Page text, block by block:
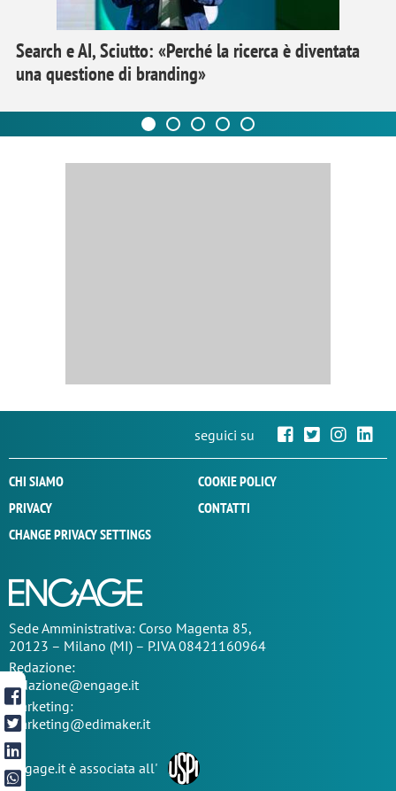
Search e AI, Sciutto: «Perché la ricerca è diventata
una questione di branding»
seguici su
CHI SIAMO
COOKIE POLICY
PRIVACY
CONTATTI
CHANGE PRIVACY SETTINGS
SedeAmministrativa: Corso Magenta 85,
20123 – Milano (MI) – P.IVA 08421160964
Redazione:
redazione@engage.it
Marketing:
marketing@edimaker.it
Engage.it è associata all'